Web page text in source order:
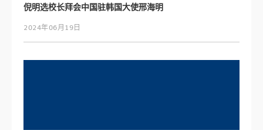
倪明选校长拜会中国驻韩国大使邢海明
2024年06月19日